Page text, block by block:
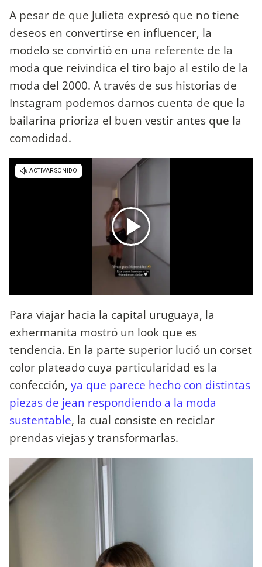
A pesar de que Julieta expresó que no tiene
deseos en convertirse en influencer, la
modelo se convirtió en una referente de la
moda que reivindica el tiro bajo al estilo de la
moda del 2000. A través de sus historias de
Instagram podemos darnos cuenta de que la
bailarina prioriza el buen vestir antes que la
comodidad.
Para viajar hacia la capital uruguaya, la
exhermanita mostró un look que es
tendencia. En la parte superior lució un corset
color plateado cuya particularidad es la
confección, ya que parece hecho con distintas
piezas de jean respondiendo a la moda
sustentable, la cual consiste en reciclar
prendas viejas y transformarlas.